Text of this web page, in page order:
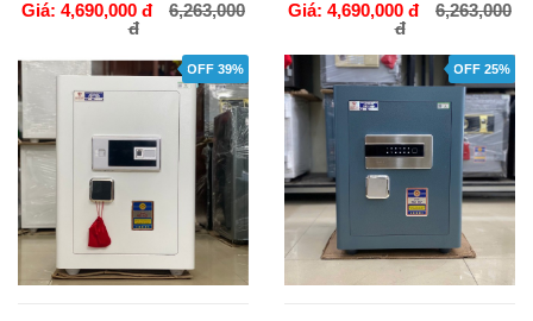
Giá: 4,690,000 đ
6,263,000
đ
Giá: 4,690,000 đ
6,263,000
đ
OFF 39% OFF 25%